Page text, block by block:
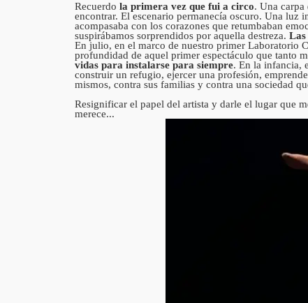
Recuerdo la primera vez que fui a circo. Una carpa
encontrar. El escenario permanecía oscuro. Una luz
acompasaba con los corazones que retumbaban
suspirábamos sorprendidos por aquella destreza. Las
En julio, en el marco de nuestro primer Laboratorio
profundidad de aquel primer espectáculo que tanto
vidas para instalarse para siempre. En la infancia,
construir un refugio, ejercer una profesión,
mismos, contra sus familias y contra una sociedad
Resignificar el papel del artista y darle el lugar que
merece...